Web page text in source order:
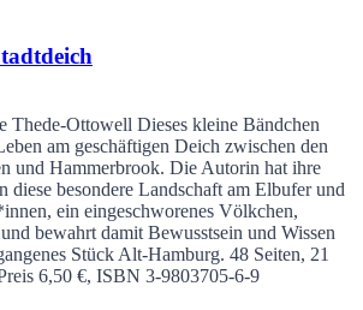
Thede-Ottowell Dieses kleine Bändchen
am geschäftigen Deich zwischen den
und Hammerbrook. Die Autorin hat ihre
diese besondere Landschaft am Elbufer und
ein eingeschworenes Völkchen,
bewahrt damit Bewusstsein und Wissen
Stück Alt-Hamburg. 48 Seiten, 21
6,50 €, ISBN 3-9803705-6-9